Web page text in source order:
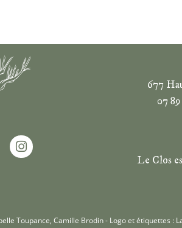
677
07
Le Clos
Toupance, Camille Brodin - Logo et étiquettes :